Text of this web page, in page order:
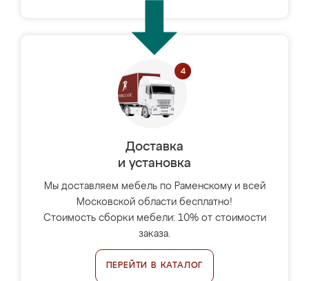
Доставка
и установка
Мы доставляем мебель по Раменскому и всей
Московской области бесплатно!
Стоимость сборки мебели: 10% от стоимости
заказа.
ПЕРЕЙТИ В КАТАЛОГ